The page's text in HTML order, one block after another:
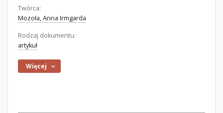
Twórca:
Mozoła, Anna Irmgarda
Rodzaj dokumentu:
artykuł
Więcej